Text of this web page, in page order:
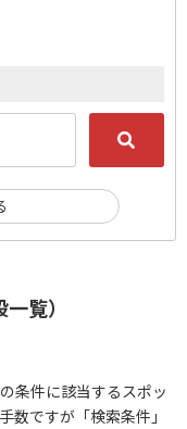
覧）
条件に該当するスポッ
数ですが「検索条件」